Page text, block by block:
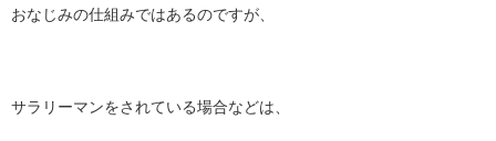
おなじみの仕組みではあるのですが、
サラリーマンをされている場合などは、